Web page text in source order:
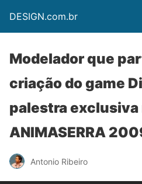
DESIGN.com.br
Modelador que
criação do game
palestra exclusiva
ANIMASERRA
Antonio Ribeiro